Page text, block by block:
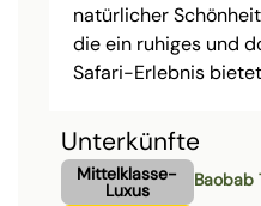
natürlicher
die ein ruhiges und
Safari-Erlebnis
Unterkünfte
Mittelklasse-
Luxus
Baobab